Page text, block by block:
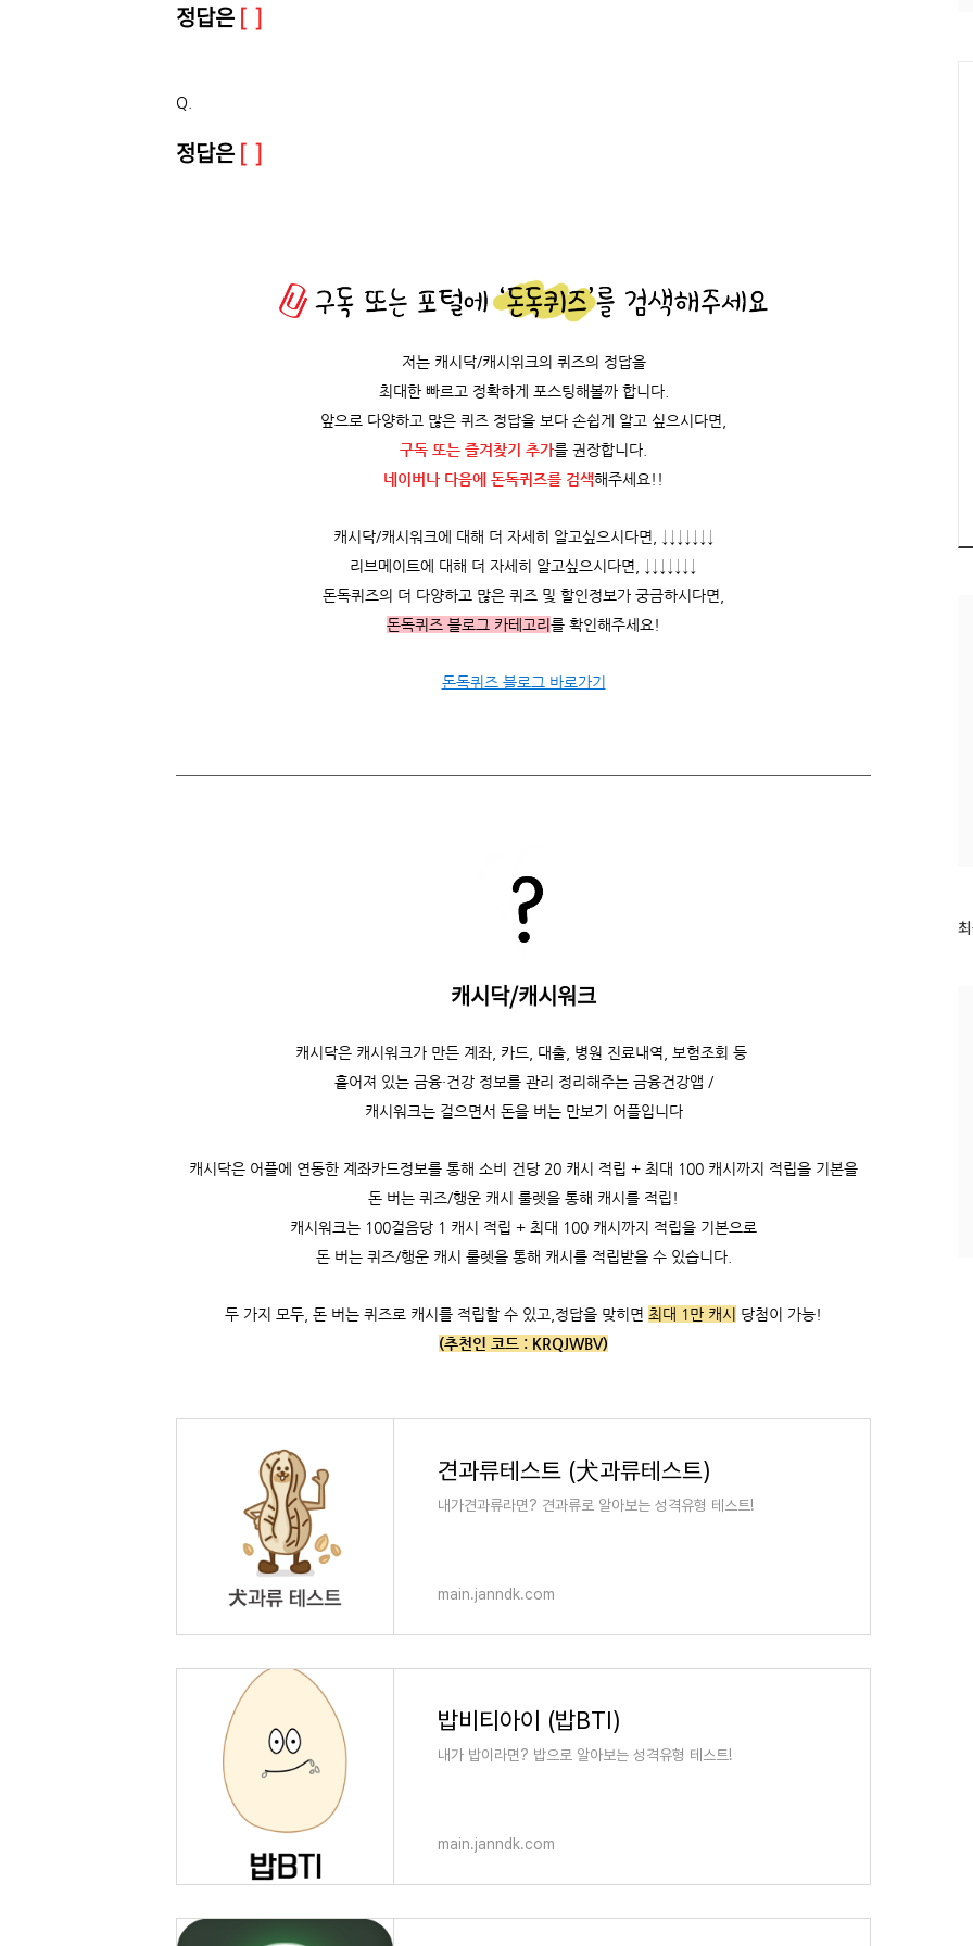
정답은 [ ]
Q.
정답은 [ ]
저는 캐시닥/캐시위크의 퀴즈의 정답을
최대한 빠르고 정확하게 포스팅해볼까 합니다.
앞으로 다양하고 많은 퀴즈 정답을 보다 손쉽게 알고 싶으시다면,
구독 또는 즐겨찾기 추가를 권장합니다.
네이버나 다음에 돈독퀴즈를 검색해주세요!!
캐시닥/캐시워크에 대해 더 자세히 알고싶으시다면, ↓↓↓↓↓↓↓
리브메이트에 대해 더 자세히 알고싶으시다면, ↓↓↓↓↓↓↓
돈독퀴즈의 더 다양하고 많은 퀴즈 및 할인정보가 궁금하시다면,
돈독퀴즈 블로그 카테고리를 확인해주세요!
돈독퀴즈 블로그 바로가기
캐시닥/캐시워크
캐시닥은 캐시워크가 만든 계좌, 카드, 대출, 병원 진료내역, 보험조회 등
흩어져 있는 금융·건강 정보를 관리 정리해주는 금융건강앱 /
캐시워크는 걸으면서 돈을 버는 만보기 어플입니다
캐시닥은 어플에 연동한 계좌카드정보를 통해 소비 건당 20 캐시 적립 + 최대 100 캐시까지 적립을 기본을
돈 버는 퀴즈/행운 캐시 룰렛을 통해 캐시를 적립!
캐시워크는 100걸음당 1 캐시 적립 + 최대 100 캐시까지 적립을 기본으로
돈 버는 퀴즈/행운 캐시 룰렛을 통해 캐시를 적립받을 수 있습니다.
두 가지 모두, 돈 버는 퀴즈로 캐시를 적립할 수 있고, 정답을 맞히면 최대 1만 캐시
당첨이 가능!
(추천인 코드 : KRQJWBV)
견과류테스트 (犬과류테스트)
내가견과류라면? 견과류로 알아보는 성격유형 테스트!
main.janndk.com
밥비티아이 (밥BTI)
내가 밥이라면? 밥으로 알아보는 성격유형 테스트!
main.janndk.com
최